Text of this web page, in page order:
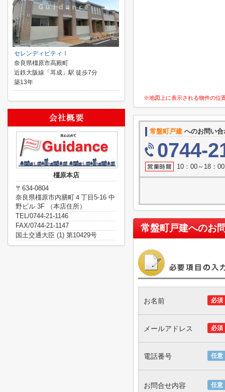
※地図上に表示される物件の位
常盤町戸建 へのお問い
0744-
10：00～18：
常盤町戸建へのお
必須
お名前
必須
メールアドレス
任意
電話番号
任意
お問合せ内容
セレンディピティⅠ
奈良県橿原市高殿町
近鉄大阪線「耳成」駅 徒歩7分
築13年
橿原本店
〒634-0804
奈良県橿原市内膳町４丁目5-16 中
野ビル 3F （本店住所）
TEL/0744-21-1146
FAX/0744-21-1147
国土交通大臣 (1) 第10429号